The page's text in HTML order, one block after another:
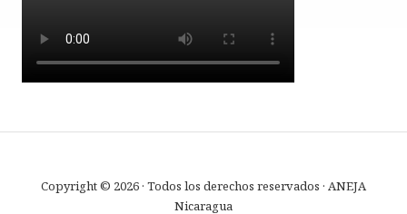
Copyright © 2026 · Todos los derechos reservados · ANEJA
Nicaragua